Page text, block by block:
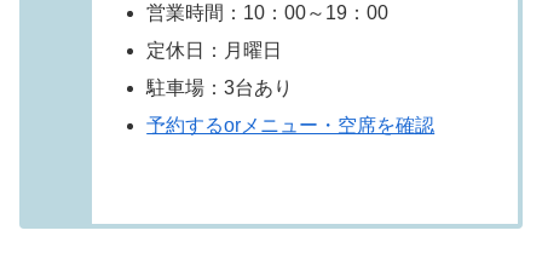
営業時間：10：00～19：00
定休日：月曜日
駐車場：3台あり
予約するorメニュー・空席を確認